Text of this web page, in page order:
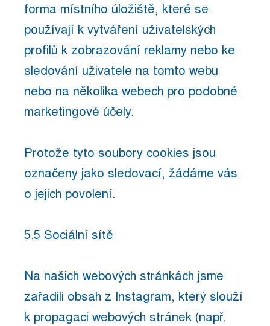
forma místního úložiště, které se
používají k vytváření uživatelských
profilů k zobrazování reklamy nebo ke
sledování uživatele na tomto webu
nebo na několika webech pro podobné
marketingové účely.
Protože tyto soubory cookies jsou
označeny jako sledovací, žádáme vás
o jejich povolení.
5.5 Sociální sítě
Na našich webových stránkách jsme
zařadili obsah z Instagram, který slouží
k propagaci webových stránek (např.